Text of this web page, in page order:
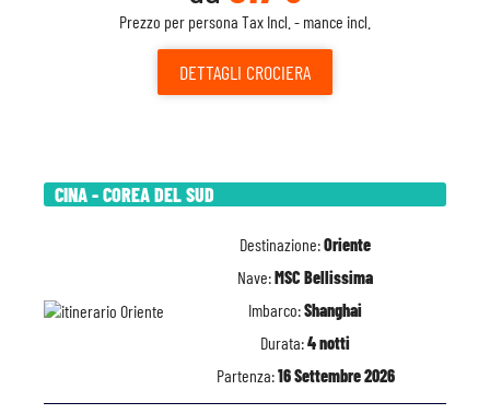
Prezzo per persona Tax Incl. - mance incl.
DETTAGLI CROCIERA
CINA - COREA DEL SUD
Destinazione:Oriente
Nave:MSC Bellissima
Imbarco:Shanghai
Durata:4 notti
Partenza:16 Settembre 2026